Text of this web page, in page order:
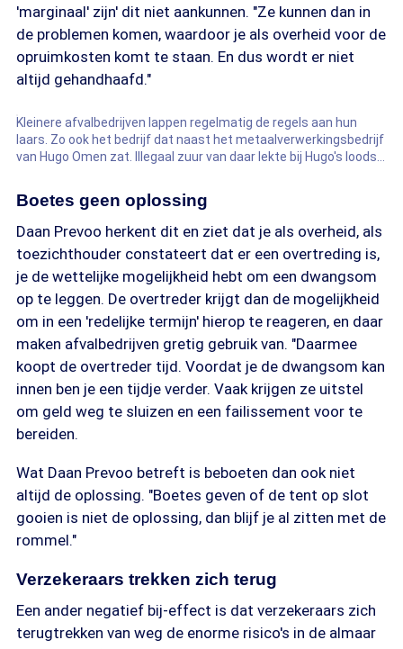
'marginaal' zijn' dit niet aankunnen. "Ze kunnen dan in
de problemen komen, waardoor je als overheid voor de
opruimkosten komt te staan. En dus wordt er niet
altijd gehandhaafd."
Kleinere afvalbedrijven lappen regelmatig de regels aan hun
laars. Zo ook het bedrijf dat naast het metaalverwerkingsbedrijf
van Hugo Omen zat. Illegaal zuur van daar lekte bij Hugo's loods
Boetes geen oplossing
Daan Prevoo herkent dit en ziet dat je als overheid, als
toezichthouder constateert dat er een overtreding is,
je de wettelijke mogelijkheid hebt om een dwangsom
op te leggen. De overtreder krijgt dan de mogelijkheid
om in een 'redelijke termijn' hierop te reageren, en daar
maken afvalbedrijven gretig gebruik van. "Daarmee
koopt de overtreder tijd. Voordat je de dwangsom kan
innen ben je een tijdje verder. Vaak krijgen ze uitstel
om geld weg te sluizen en een failissement voor te
bereiden.
Wat Daan Prevoo betreft is beboeten dan ook niet
altijd de oplossing. "Boetes geven of de tent op slot
gooien is niet de oplossing, dan blijf je al zitten met de
rommel."
Verzekeraars trekken zich terug
Een ander negatief bij-effect is dat verzekeraars zich
terugtrekken van weg de enorme risico's in de almaar